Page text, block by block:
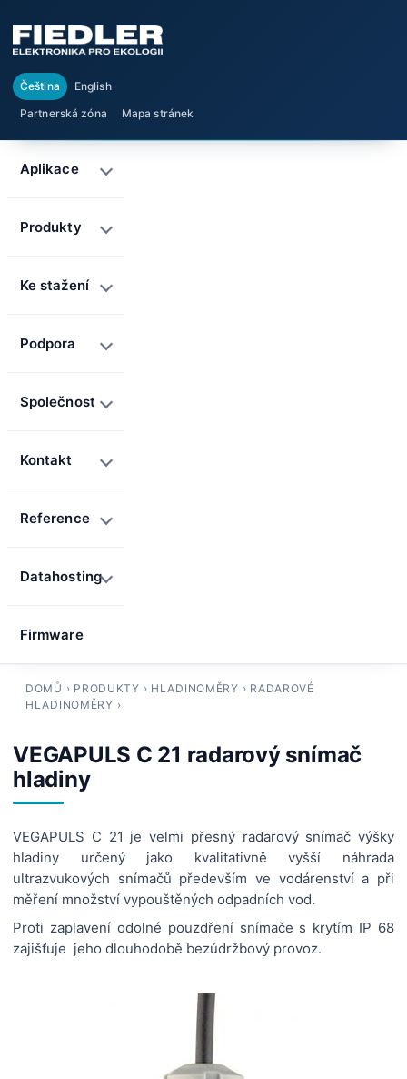
Čeština
English
Partnerská zóna
Mapa stránek
DOMŮ › PRODUKTY › HLADINOMĚRY › RADAROVÉ
HLADINOMĚRY ›
VEGAPULS C 21 radarový snímač
hladiny
VEGAPULS C 21 je velmi přesný radarový snímač výšky
hladiny určený jako kvalitativně vyšší náhrada
ultrazvukových snímačů především ve vodárenství a při
měření množství vypouštěných odpadních vod.
Proti zaplavení odolné pouzdření snímače s krytím IP 68
zajišťuje jeho dlouhodobě bezúdržbový provoz.
Aplikace
Produkty
Ke stažení
Podpora
Společnost
Kontakt
Reference
Datahosting
Firmware